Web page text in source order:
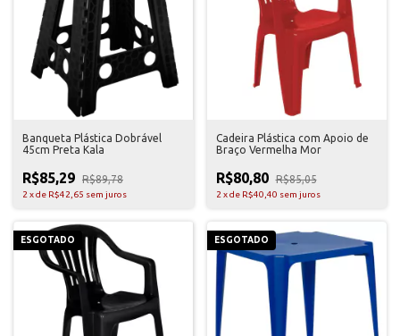
Banqueta Plástica Dobrável
45cm Preta Kala
R$85,29 R$89,78
2 xde R$42,65 sem juros
Cadeira Plástica com Apoio de
Braço Vermelha Mor
R$80,80 R$85,05
2 xde R$40,40 sem juros
ESGOTADO ESGOTADO